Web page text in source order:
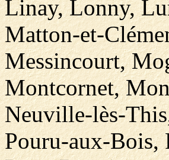
Linay, Lonny,
Matton-et-
Messincourt,
Montcornet,
Neuville-lès-
Pouru-aux-Bois,